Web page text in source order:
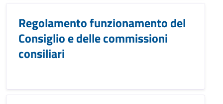
Regolamento funzionamento del
Consiglio e delle commissioni
consiliari